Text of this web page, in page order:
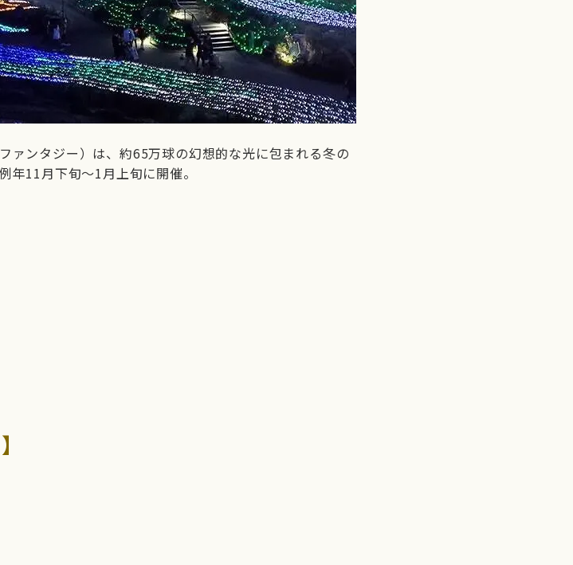
ァンタジー）は、約65万球の幻想的な光に包まれる冬の
年11月下旬〜1月上旬に開催。